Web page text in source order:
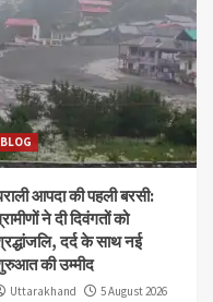
BLOG
आपदा की पहली बरसी:
ने दी दिवंगतों को
दर्द के साथ नई
की उम्मीद
Uttarakhand
5 August 2026